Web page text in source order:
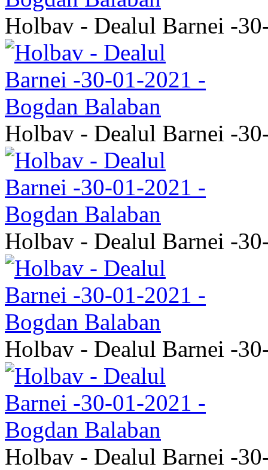
Holbav - Dealul Barnei -
Holbav - Dealul Barnei -
Holbav - Dealul Barnei -
Holbav - Dealul Barnei -
Holbav - Dealul Barnei -